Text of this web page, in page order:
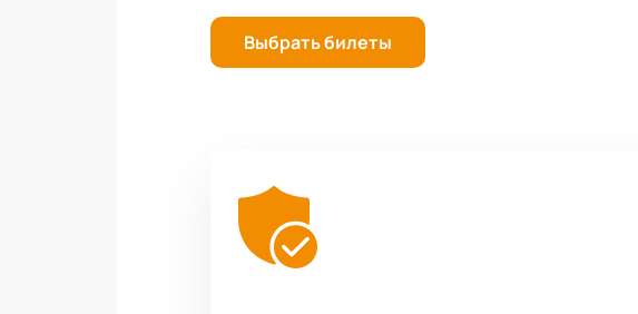
Выбрать билеты